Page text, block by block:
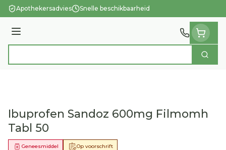
Ga naar de inhoud
Apothekersadvies Snelle beschikbaarheid
Menu
Zoek
Ibuprofen Sandoz 600mg Filmomh
Tabl 50
Op voorschrift
Geneesmiddel